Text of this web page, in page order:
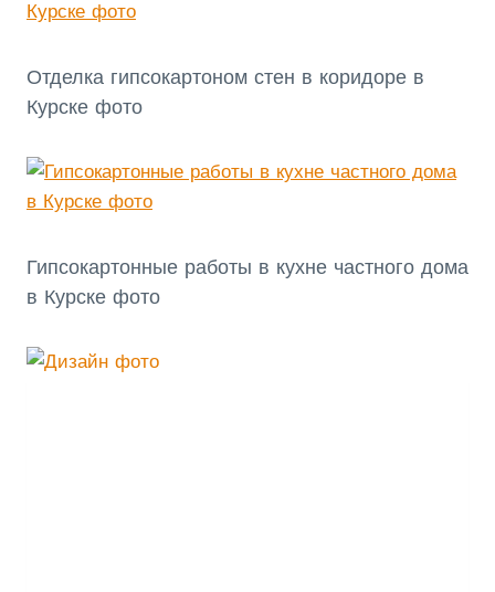
Отделка гипсокартоном стен в коридоре в
Курске фото
Гипсокартонные работы в кухне частного дома
в Курске фото